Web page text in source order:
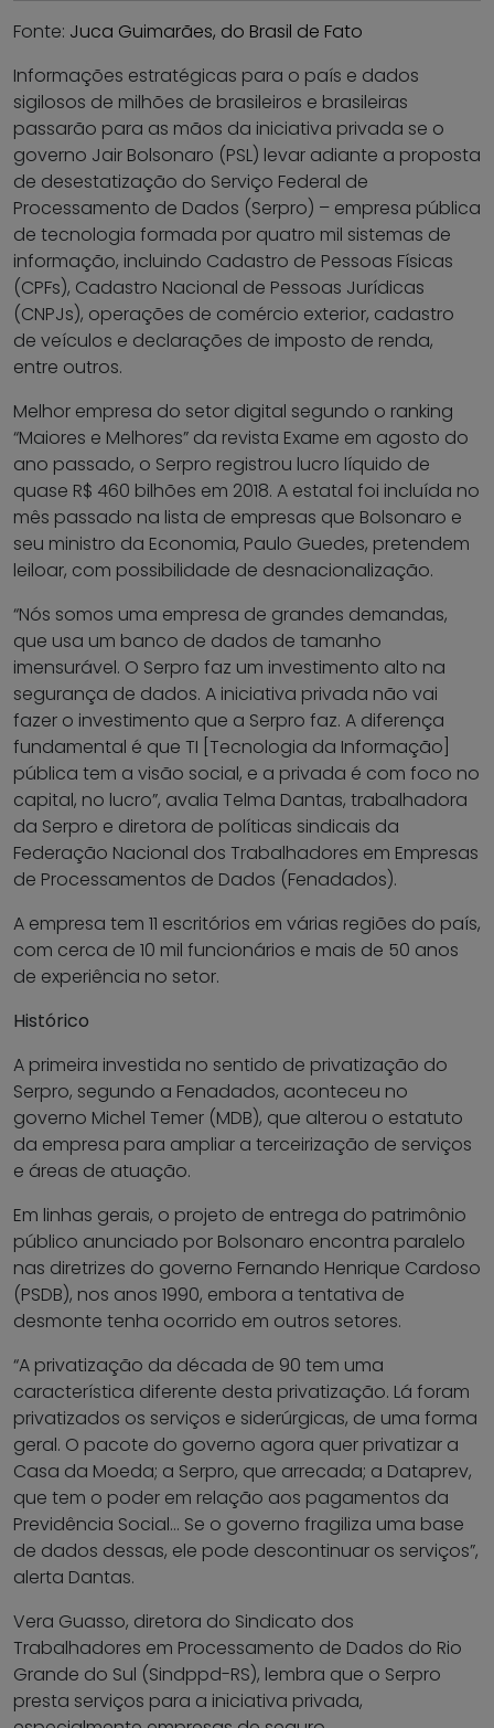
Fonte: Juca Guimarães, do Brasil de Fato
Informações estratégicas para o país e dados
sigilosos de milhões de brasileiros e brasileiras
passarão para as mãos da iniciativa privada se o
governo Jair Bolsonaro (PSL) levar adiante a proposta
de desestatização do Serviço Federal de
Processamento de Dados (Serpro) – empresa pública
de tecnologia formada por quatro mil sistemas de
informação, incluindo Cadastro de Pessoas Físicas
(CPFs), Cadastro Nacional de Pessoas Jurídicas
(CNPJs), operações de comércio exterior, cadastro
de veículos e declarações de imposto de renda,
entre outros.
Melhor empresa do setor digital segundo o ranking
“Maiores e Melhores” da revista Exame em agosto do
ano passado, o Serpro registrou lucro líquido de
quase R$ 460 bilhões em 2018. A estatal foi incluída no
mês passado na lista de empresas que Bolsonaro e
seu ministro da Economia, Paulo Guedes, pretendem
leiloar, com possibilidade de desnacionalização.
“Nós somos uma empresa de grandes demandas,
que usa um banco de dados de tamanho
imensurável. O Serpro faz um investimento alto na
segurança de dados. A iniciativa privada não vai
fazer o investimento que a Serpro faz. A diferença
fundamental é que TI [Tecnologia da Informação]
pública tem a visão social, e a privada é com foco no
capital, no lucro”, avalia Telma Dantas, trabalhadora
da Serpro e diretora de políticas sindicais da
Federação Nacional dos Trabalhadores em Empresas
de Processamentos de Dados (Fenadados).
A empresa tem 11 escritórios em várias regiões do país,
com cerca de 10 mil funcionários e mais de 50 anos
de experiência no setor.
Histórico
A primeira investida no sentido de privatização do
Serpro, segundo a Fenadados, aconteceu no
governo Michel Temer (MDB), que alterou o estatuto
da empresa para ampliar a terceirização de serviços
e áreas de atuação.
Em linhas gerais, o projeto de entrega do patrimônio
público anunciado por Bolsonaro encontra paralelo
nas diretrizes do governo Fernando Henrique Cardoso
(PSDB), nos anos 1990, embora a tentativa de
desmonte tenha ocorrido em outros setores.
“A privatização da década de 90 tem uma
característica diferente desta privatização. Lá foram
privatizados os serviços e siderúrgicas, de uma forma
geral. O pacote do governo agora quer privatizar a
Casa da Moeda; a Serpro, que arrecada; a Dataprev,
que tem o poder em relação aos pagamentos da
Previdência Social… Se o governo fragiliza uma base
de dados dessas, ele pode descontinuar os serviços”,
alerta Dantas.
Vera Guasso, diretora do Sindicato dos
Trabalhadores em Processamento de Dados do Rio
Grande do Sul (Sindppd-RS), lembra que o Serpro
presta serviços para a iniciativa privada,